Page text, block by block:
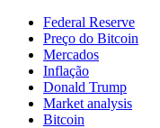
Federal Reserve
Preço do Bitcoin
Mercados
Inflação
Donald Trump
Market analysis
Bitcoin